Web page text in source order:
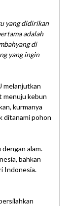
yang didirikan
adalah
di
yang ingin
melanjutkan
menuju kebun
kurmanya
ditanami pohon
alam.
bahkan
Indonesia.